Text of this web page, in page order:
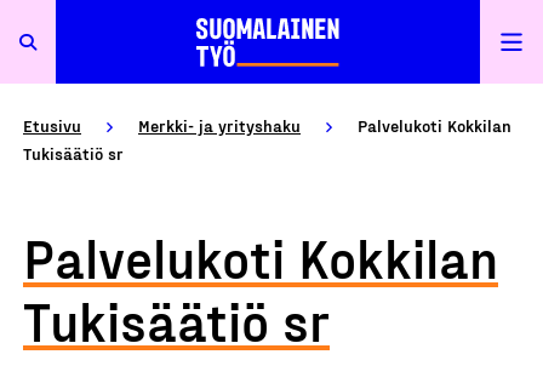
Etusivu Merkki- ja yrityshaku
Palvelukoti Kokkilan
Tukisäätiö sr
Palvelukoti Kokkilan
Tukisäätiö sr